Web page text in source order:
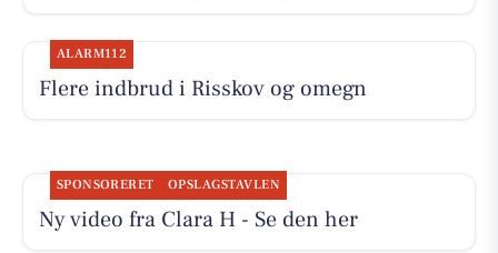
ALARM112
Flere indbrud i Risskov og omegn
SPONSORERET OPSLAGSTAVLEN
Ny video fra Clara H - Se den her